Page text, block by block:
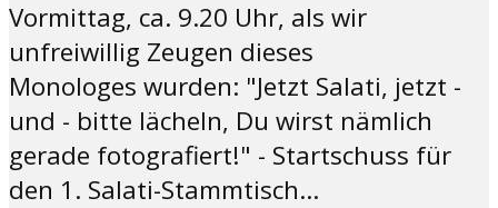
Vormittag, ca. 9.20 Uhr, als wir
unfreiwillig Zeugen dieses
Monologes wurden: "Jetzt Salati, jetzt -
und - bitte lächeln, Du wirst nämlich
gerade fotografiert!" - Startschuss für
den 1. Salati-Stammtisch...